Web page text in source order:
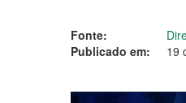
Fonte:
Publicado em:
19